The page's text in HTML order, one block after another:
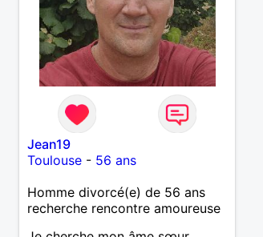
Jean19
Toulouse - 56 ans
Homme divorcé(e) de 56 ans
recherche rencontre amoureuse